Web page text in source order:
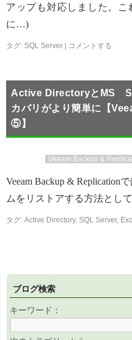
アップも対応しました。
に…)
タグ: SQL Server コメントする
Active DirectoryとMS
カバリがより簡単に【
⑤】
Veeam Backup &
Veeam Backup & Replication
ムをリストアする方法とし
タグ: Active Directory, SQL Server,
ブログ検索
キーワード：